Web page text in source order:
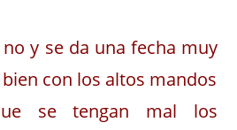
y se da una fecha muy
con los altos mandos
se tengan mal los